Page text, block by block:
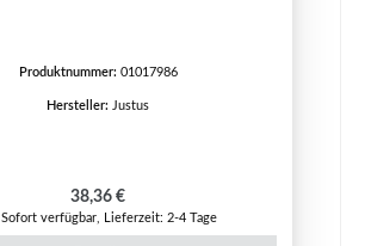
Produktnummer: 01017986
Hersteller: Justus
Regulärer Preis:
38,36 €
Sofort verfügbar, Lieferzeit: 2-4 Tage